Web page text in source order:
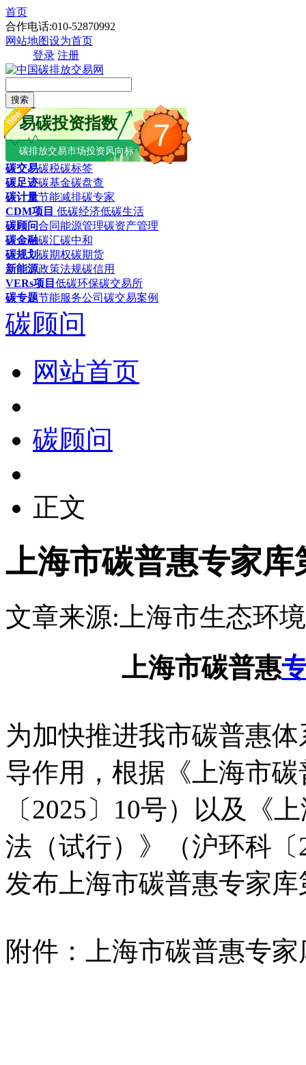
首页
合作电话:010-52870992
网站地图设为首页
登录 注册
搜索
7
易碳投资指数
碳排放交易市场投资风向标
碳交易碳税碳标签
碳足迹碳基金碳盘查
碳计量节能减排碳专家
CDM项目 低碳经济低碳生活
碳顾问合同能源管理碳资产管理
碳金融碳汇碳中和
碳规划碳期权碳期货
新能源政策法规碳信用
VERs项目 低碳环保碳交易所
碳专题节能服务公司 碳交易案例
碳顾问
网站首页
碳顾问
正文
上海市碳普惠专家
文章来源:上海市生态环
上海市碳普惠
为加快推进我市碳普惠
导作用，根据《上海市
〔2025〕10号）以及《
法（试行）》（沪环科
发布上海市碳普惠专家
附件：上海市碳普惠专